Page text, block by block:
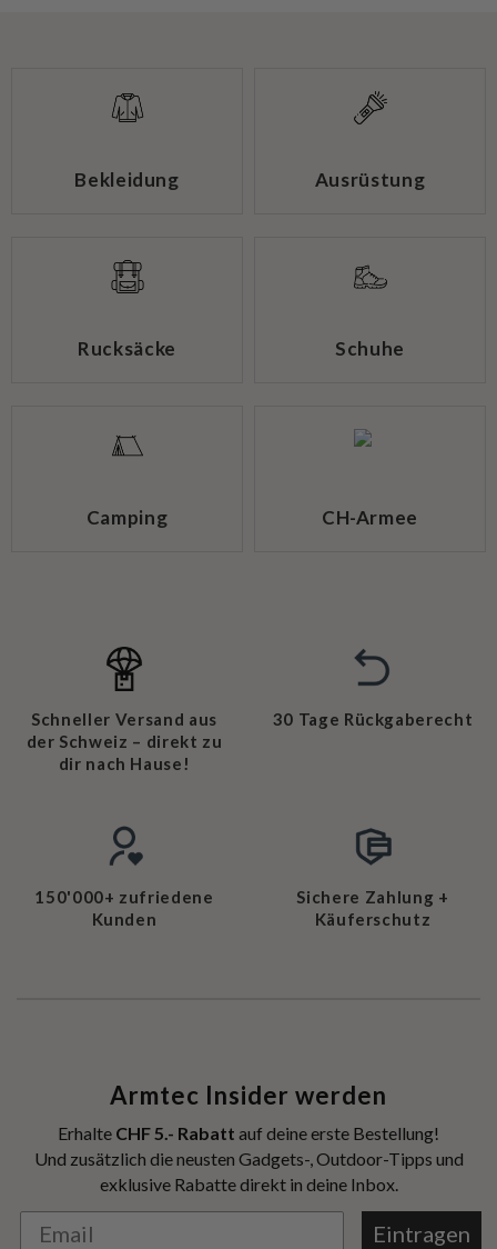
Bekleidung Ausrüstung
Rucksäcke Schuhe
Camping CH-Armee
Schneller Versand aus
der Schweiz – direkt zu
dir nach Hause!
30 Tage Rückgaberecht
150'000+ zufriedene
Kunden
Sichere Zahlung +
Käuferschutz
Armtec Insider werden
Erhalte CHF 5.- Rabatt auf deine erste Bestellung!
Und zusätzlich die neusten Gadgets-, Outdoor-Tipps und
exklusive Rabatte direkt in deine Inbox.